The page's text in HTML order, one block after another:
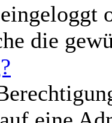
die